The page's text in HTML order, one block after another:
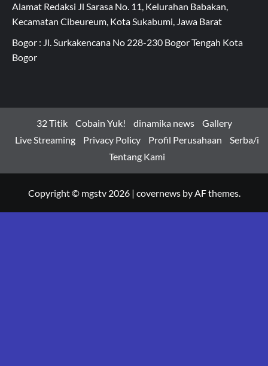
Alamat Redaksi Jl Sarasa No. 11, Kelurahan Babakan,
Kecamatan Cibeureum, Kota Sukabumi, Jawa Barat
Bogor : Jl. Surkakencana No 228-230 Bogor Tengah Kota
Bogor
32 Titik Cobain Yuk! dinamika news
Gallery
Live Streaming
Privacy Policy Profil Perusahaan
Serba/i
Tentang Kami
Copyright © mgstv 2026 | covernewsby AF themes.